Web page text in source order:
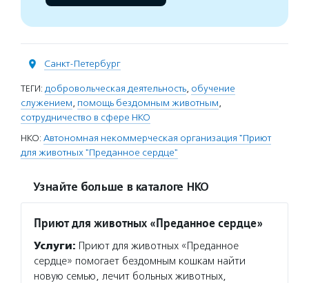
Санкт-Петербург
ТЕГИ: добровольческая деятельность, обучение
служением, помощь бездомным животным,
сотрудничество в сфере НКО
НКО: Автономная некоммерческая организация "Приют
для животных "Преданное сердце"
Узнайте больше в каталоге НКО
Приют для животных «Преданное сердце»
Услуги: Приют для животных «Преданное
сердце» помогает бездомным кошкам найти
новую семью, лечит больных животных,